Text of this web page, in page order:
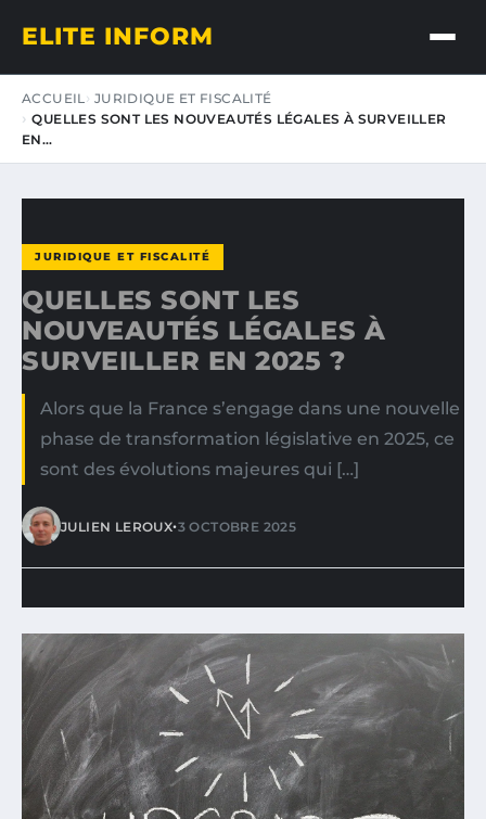
ELITE INFORM
ACCUEIL JURIDIQUE ET FISCALITÉ
QUELLES SONT LES NOUVEAUTÉS LÉGALES À SURVEILLER
EN…
JURIDIQUE ET FISCALITÉ
QUELLES SONT LES
NOUVEAUTÉS LÉGALES À
SURVEILLER EN 2025 ?
Alors que la France s’engage dans une nouvelle
phase de transformation législative en 2025, ce
sont des évolutions majeures qui […]
JULIEN LEROUX•3 OCTOBRE 2025